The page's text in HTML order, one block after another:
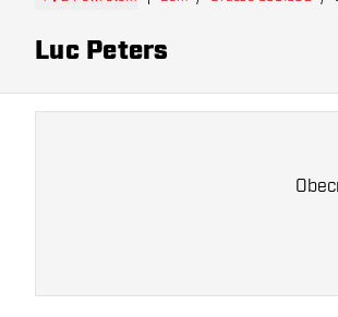
Luc Peters